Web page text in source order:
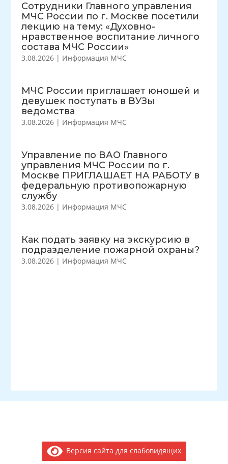
Сотрудники Главного управления
МЧС России по г. Москве посетили
лекцию на тему: «Духовно-
нравственное воспитание личного
состава МЧС России»
3.08.2026 | Информация МЧС
МЧС России приглашает юношей и
девушек поступать в ВУЗы
ведомства
3.08.2026 | Информация МЧС
Управление по ВАО Главного
управления МЧС России по г.
Москве ПРИГЛАШАЕТ НА РАБОТУ в
федеральную противопожарную
службу
3.08.2026 | Информация МЧС
Как подать заявку на экскурсию в
подразделение пожарной охраны?
3.08.2026 | Информация МЧС
Версия сайта для слабовидящих